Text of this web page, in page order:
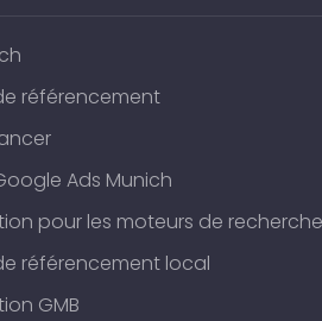
référencement
Ads Munich
pour les moteurs de recherche
référencement local
GMB